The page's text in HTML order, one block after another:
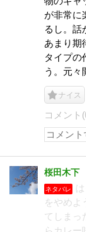
が非常に
るし。話
あまり期
タイプの
う。元々
ナイス
コメント
桜田木下
ネタバレ
をやめよ
てしまっ